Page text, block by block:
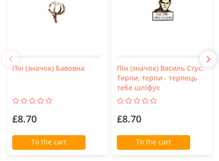
Пін (значок) Бавовна
£8.70
To the cart
Пін (значок) Василь Стус.
Терпи, терпи - терпець
тебе шліфує
£8.70
To the cart